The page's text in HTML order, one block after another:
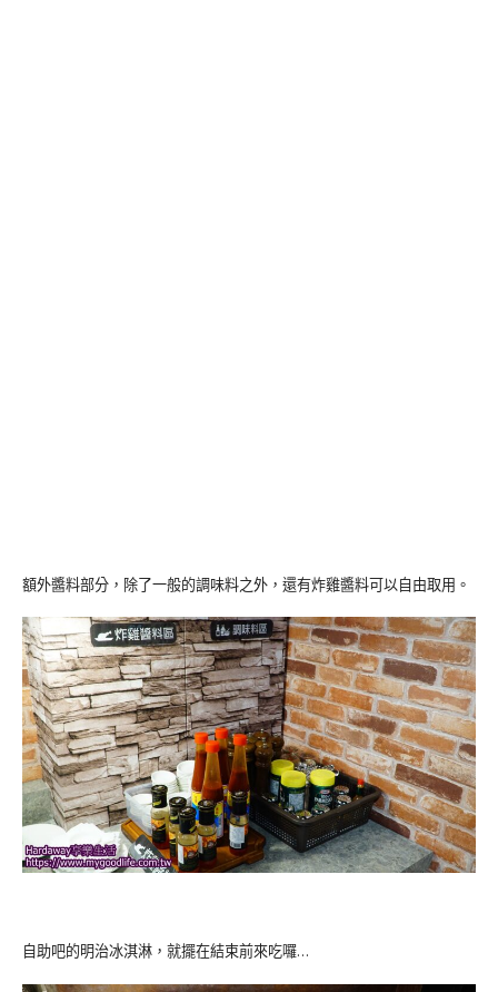
額外醬料部分，除了一般的調味料之外，還有炸雞醬料可以自由取用。
自助吧的明治冰淇淋，就擺在結束前來吃囉…